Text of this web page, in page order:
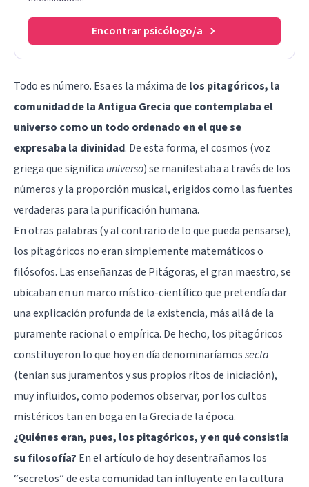
Encontrar psicólogo/a
Todo es número. Esa es la máxima de los pitagóricos, la
comunidad de la Antigua Grecia que contemplaba el
universo como un todo ordenado en el que se
expresaba la divinidad. De esta forma, el cosmos (voz
griega que significauniverso) se manifestaba a través de los
números y la proporción musical, erigidos como las fuentes
verdaderas para la purificación humana.
En otras palabras (y al contrario de lo que pueda pensarse),
los pitagóricos no eran simplemente matemáticos o
filósofos. Las enseñanzas de Pitágoras, el gran maestro, se
ubicaban en un marco místico-científico que pretendía dar
una explicación profunda de la existencia, más allá de la
puramente racional o empírica. De hecho, los pitagóricos
constituyeron lo que hoy en día denominaríamossecta
(tenían sus juramentos y sus propios ritos de iniciación),
muy influidos, como podemos observar, por los cultos
mistéricos tan en boga en la Grecia de la época.
¿Quiénes eran, pues, los pitagóricos, y en qué consistía
su filosofía? En el artículo de hoy desentrañamos los
“secretos” de esta comunidad tan influyente en la cultura